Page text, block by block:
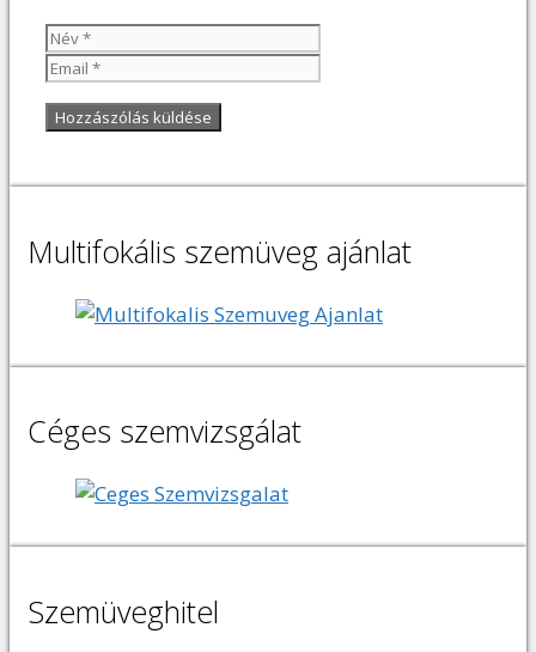
Név
Multifokális szemüveg ajánlat
Céges szemvizsgálat
Szemüveghitel